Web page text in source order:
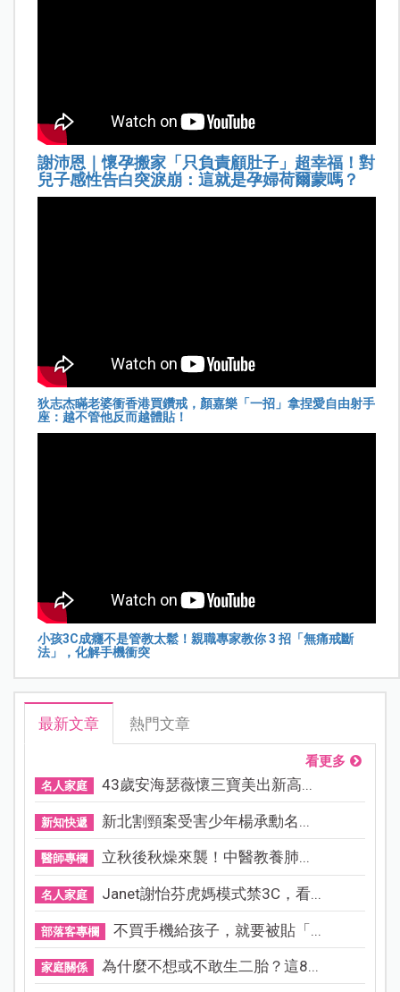
謝沛恩｜懷孕搬家「只負責顧肚子」超幸福！對
兒子感性告白突淚崩：這就是孕婦荷爾蒙嗎？
狄志杰瞞老婆衝香港買鑽戒，顏嘉樂「一招」拿捏愛自由射手
座：越不管他反而越體貼！
小孩3C成癮不是管教太鬆！親職專家教你 3 招「無痛戒斷
法」，化解手機衝突
最新文章 熱門文章
看更多
名人家庭 43歲安海瑟薇懷三寶美出新高...
新知快遞 新北割頸案受害少年楊承勳名...
醫師專欄 立秋後秋燥來襲！中醫教養肺...
名人家庭 Janet謝怡芬虎媽模式禁3C，看...
部落客專欄 不買手機給孩子，就要被貼「...
家庭關係 為什麼不想或不敢生二胎？這8...